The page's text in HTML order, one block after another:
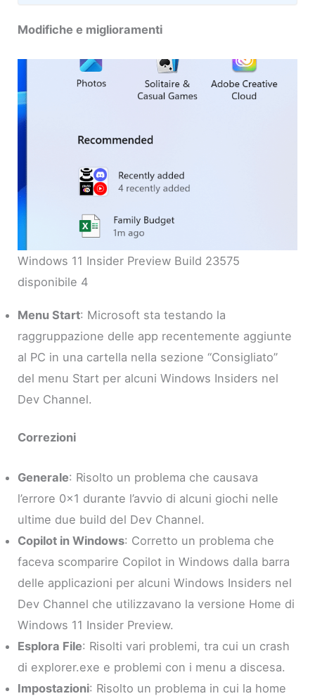
Modifiche e miglioramenti
Windows 11 Insider Preview Build 23575
disponibile 4
Menu Start: Microsoft sta testando la
raggruppazione delle app recentemente aggiunte
al PC in una cartella nella sezione “Consigliato”
del menu Start per alcuni Windows Insiders nel
Dev Channel.
Correzioni
Generale: Risolto un problema che causava
l’errore 0x1 durante l’avvio di alcuni giochi nelle
ultime due build del Dev Channel.
Copilot in Windows: Corretto un problema che
faceva scomparire Copilot in Windows dalla barra
delle applicazioni per alcuni Windows Insiders nel
Dev Channel che utilizzavano la versione Home di
Windows 11 Insider Preview.
Esplora File: Risolti vari problemi, tra cui un crash
di explorer.exe e problemi con i menu a discesa.
Impostazioni: Risolto un problema in cui la home